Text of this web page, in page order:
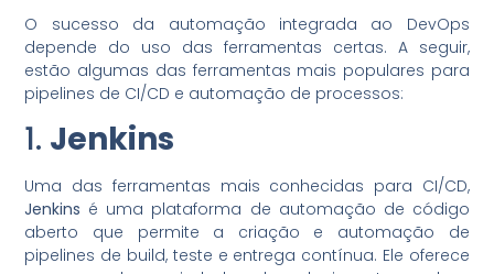
O sucesso da automação integrada ao DevOps
depende do uso das ferramentas certas. A seguir,
estão algumas das ferramentas mais populares para
pipelines de CI/CD e automação de processos:
1. Jenkins
Uma das ferramentas mais conhecidas para CI/CD,
Jenkins é uma plataforma de automação de código
aberto que permite a criação e automação de
pipelines de build, teste e entrega contínua. Ele oferece